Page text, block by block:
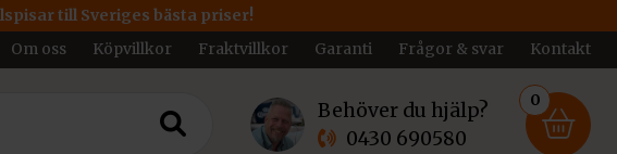
till Sveriges bästa priser!
Om oss Köpvillkor Fraktvillkor Garanti Frågor & svar Kontakt
Behöver du hjälp?
0430 690580
0